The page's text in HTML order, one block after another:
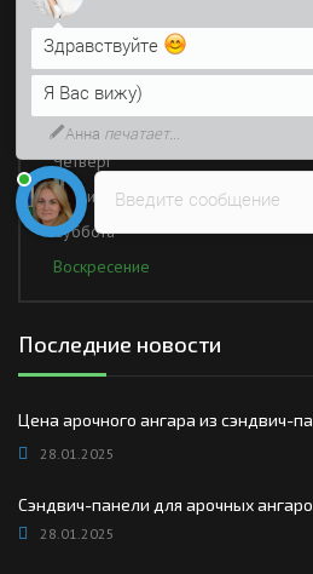
Понедельник
Вторник
Среда
Четверг
Пятница
Суббота
Воскресение
Последние новости
Цена арочного ангара из сэндвич-
28.01.2025
Сэндвич-панели для арочных
28.01.2025
Введите сообщение
Я Вас вижу)
Напишите сюда свой вопрос.
Возможно, его решение будет
быстрее